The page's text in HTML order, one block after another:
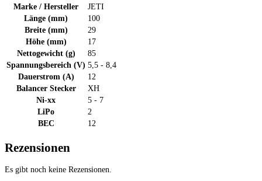
Marke / Hersteller
JETI
Länge (mm)
100
Breite (mm)
29
Höhe (mm)
17
Nettogewicht (g)
85
Spannungsbereich (V) 5,5 - 8,4
Dauerstrom (A)
12
Balancer Stecker
XH
Ni-xx
5 - 7
LiPo
2
BEC
12
Rezensionen
Es gibt noch keine Rezensionen.